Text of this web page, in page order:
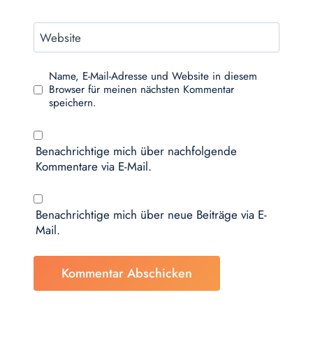
Website
Name, E-Mail-Adresse und Website in diesem
Browser für meinen nächsten Kommentar
speichern.
Benachrichtige mich über nachfolgende
Kommentare via E-Mail.
Benachrichtige mich über neue Beiträge via E-
Mail.